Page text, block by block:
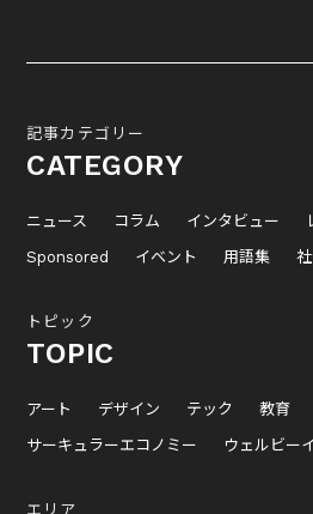
記事カテゴリー
CATEGORY
ニュース コラム インタビュー
Sponsored
イベント 用語集
トピック
TOPIC
アート デザイン テック 教育
サーキュラーエコノミー
ウェルビー
エリア